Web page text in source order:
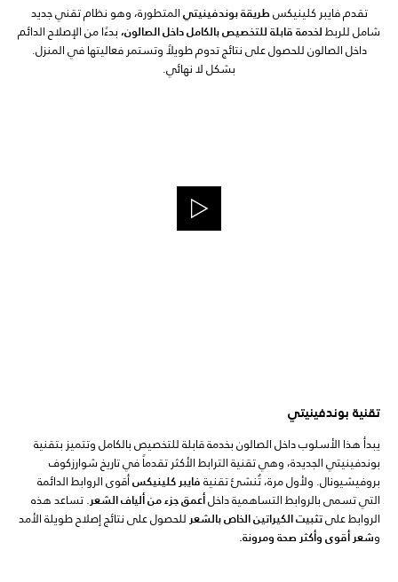
تقدم فايبر كلينيكسطريقة بوندفينيتيالمتطورة، وهو نظام تقني جديد
شامل للربطلخدمة قابلة للتخصيص بالكامل داخل الصالون،بدءًا من الإصلاح الدائم
داخل الصالون للحصول على نتائج تدوم طويلاً وتستمر فعاليتها في المنزل.
بشكل لا نهائي.
تقنية بوندفينيتي
يبدأ هذا الأسلوب داخل الصالون بخدمة قابلة للتخصيص بالكامل وتتميز بتقنية
بوندفينيتي الجديدة، وهي تقنية الترابط الأكثر تقدماً في تاريخ شوارزكوف
بروفيشيونال. ولأول مرة، تُنشئ تقنيةفايبر كلينيكسأقوى الروابط الدائمة
التي تسمى بالروابط التساهمية داخلأعمق جزء من ألياف الشعر.تساعد هذه
الروابط علىتثبيت الكيراتين الخاص بالشعرللحصول على نتائج إصلاح طويلة الأمد
وشعر أقوى وأكثر صحة ومرونة.